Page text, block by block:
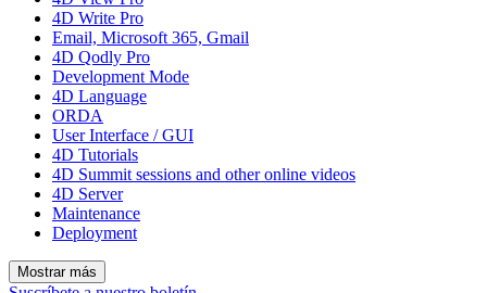
4D Write Pro
Email, Microsoft 365, Gmail
4D Qodly Pro
Development Mode
4D Language
ORDA
User Interface / GUI
4D Tutorials
4D Summit sessions and other online videos
4D Server
Maintenance
Deployment
Mostrar más